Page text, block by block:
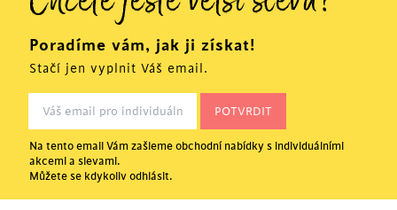
Poradíme vám, jak ji získat!
Stačí jen vyplnit Váš email.
Na tento email Vám zašleme obchodní nabídky s individuálními
akcemi a slevami.
Můžete se kdykoliv odhlásit.